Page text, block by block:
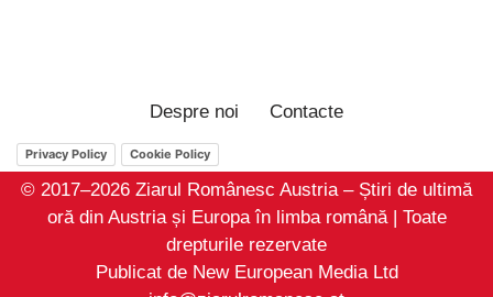
Despre noi Contacte
Privacy Policy Cookie Policy
© 2017–2026 Ziarul Românesc Austria – Știri de ultimă
oră din Austria și Europa în limba română | Toate
drepturile rezervate
Publicat de New European Media Ltd